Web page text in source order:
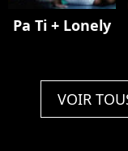
Pa Ti + Lonely
VOIR